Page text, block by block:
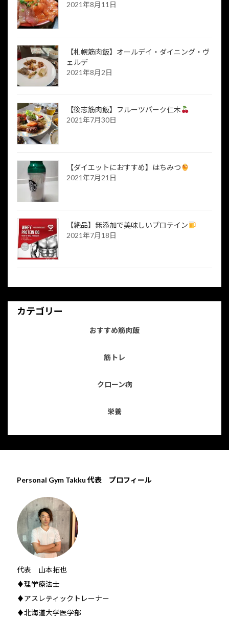
2021年8月11日
【札幌筋肉飯】オールデイ・ダイニング・ヴ
ェルデ
2021年8月2日
【後志筋肉飯】フルーツパーク仁木
2021年7月30日
【ダイエットにおすすめ】はちみつ
2021年7月21日
【絶品】無添加で美味しいプロテイン
2021年7月18日
カテゴリー
おすすめ筋肉飯
筋トレ
クローン病
栄養
Personal Gym Takku 代表 プロフィール
代表 山本拓也
♦理学療法士
♦アスレティックトレーナー
♦北海道大学医学部